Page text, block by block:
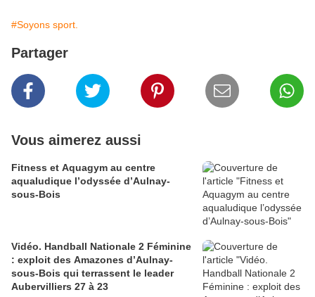
#Soyons sport.
Partager
Vous aimerez aussi
Fitness et Aquagym au centre
aqualudique l’odyssée d’Aulnay-
sous-Bois
Vidéo. Handball Nationale 2 Féminine
: exploit des Amazones d’Aulnay-
sous-Bois qui terrassent le leader
Aubervilliers 27 à 23